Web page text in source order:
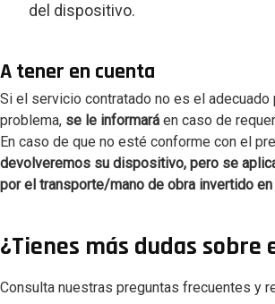
del dispositivo.
A tener en cuenta
Si el servicio contratado no es el adecuado
problema, se le informará en caso de
En caso de que no esté conforme con el
devolveremos su dispositivo, pero se
por el transporte/mano de obra invertido
¿Tienes más dudas sobre
Consulta nuestras preguntas frecuentes y